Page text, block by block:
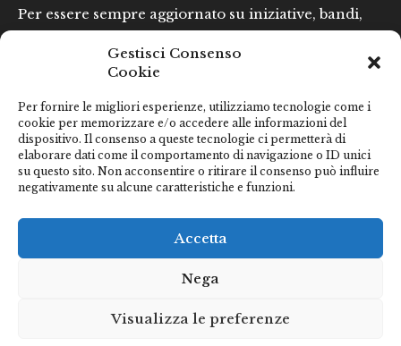
Gestisci Consenso
Cookie
Per fornire le migliori esperienze, utilizziamo tecnologie come i
cookie per memorizzare e/o accedere alle informazioni del
dispositivo. Il consenso a queste tecnologie ci permetterà di
elaborare dati come il comportamento di navigazione o ID unici
su questo sito. Non acconsentire o ritirare il consenso può influire
negativamente su alcune caratteristiche e funzioni.
Accetta
Nega
Visualizza le preferenze
Per essere sempre aggiornato su iniziative, bandi,
Email*